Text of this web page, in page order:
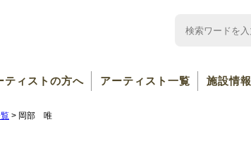
ティストの方へ アーティスト一覧 施設情報
> 岡部 唯